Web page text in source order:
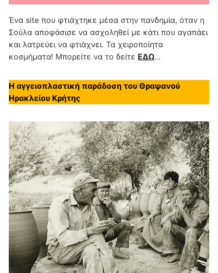
Ένα site που φτιάχτηκε μέσα στην πανδημία, όταν η
Σούλα αποφάσισε να ασχοληθεί με κάτι που αγαπάει
και λατρεύει να φτιάχνει. Τα χειροποίητα
κοσμήματα! Μπορείτε να το δείτε ΕΔΩ…
Η αγγειοπλαστική παράδοση του Θραψανού
Ηρακλείου Κρήτης